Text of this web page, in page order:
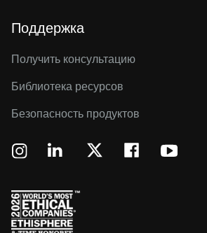
Поддержка
Получить консультацию
Библиотека ресурсов
Безопасность продуктов